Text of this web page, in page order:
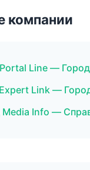
компании
Line —
Link —
Media Info —